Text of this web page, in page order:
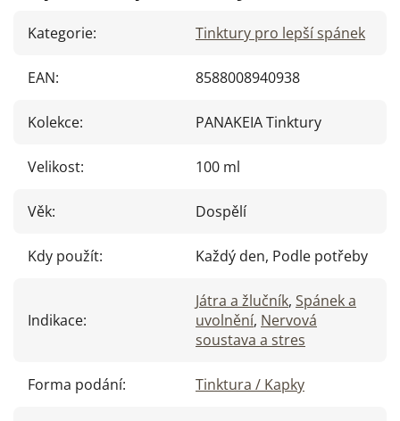
Kategorie: Tinktury pro lepší spánek
EAN: 8588008940938
Kolekce: PANAKEIA Tinktury
Velikost: 100 ml
Věk: Dospělí
Kdy použít: Každý den, Podle potřeby
Indikace:
Játra a žlučník, Spánek a
uvolnění, Nervová
soustava a stres
Forma podání: Tinktura / Kapky